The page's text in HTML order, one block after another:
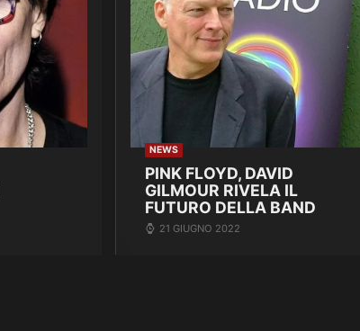
NEWS
PINK FLOYD, DAVID
GILMOUR RIVELA IL
FUTURO DELLA BAND
21 GIUGNO 2022